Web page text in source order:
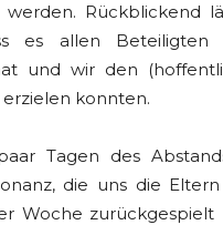
Rückblickend
es allen Beteiligten
und wir den
konnten.
Tagen des
die uns die
Woche zurückgespielt